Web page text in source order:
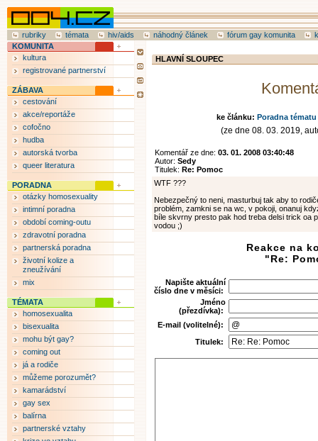
rubriky témata hiv/aids náhodný článek fórum gay komunita
HLAVNÍ SLOUPEC
ke článku: Poradna
(ze dne 08. 03. 2019,
Komentář ze dne: 03. 01. 2008 03:40:48
Autor: Sedy
Titulek: Re: Pomoc
WTF ???
Nebezpečný to neni, masturbuj tak aby to
problém, zamkni se na wc, v pokoji, onanuj
bíle skvrny presto pak hod treba delsi trick oa
vodou ;)
Reakce na
"Re:
Napište aktuální
číslo dne v měsíci:
Jméno
(přezdívka):
E-mail (volitelné):
Titulek:
KOMUNITA
kultura
registrované partnerství
ZÁBAVA
cestování
akce/reportáže
cofočno
hudba
autorská tvorba
queer literatura
PORADNA
otázky homosexuality
intimní poradna
období coming-outu
zdravotní poradna
partnerská poradna
životní kolize a
zneužívání
mix
TÉMATA
homosexualita
bisexualita
mohu být gay?
coming out
já a rodiče
můžeme porozumět?
kamarádství
gay sex
balírna
partnerské vztahy